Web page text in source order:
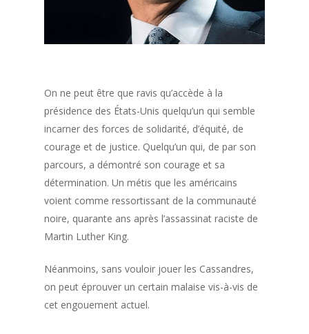
On ne peut être que ravis qu’accède à la
présidence des États-Unis quelqu’un qui semble
incarner des forces de solidarité, d’équité, de
courage et de justice. Quelqu’un qui, de par son
parcours, a démontré son courage et sa
détermination. Un métis que les américains
voient comme ressortissant de la communauté
noire, quarante ans après l’assassinat raciste de
Martin Luther King.
Néanmoins, sans vouloir jouer les Cassandres,
on peut éprouver un certain malaise vis-à-vis de
cet engouement actuel.